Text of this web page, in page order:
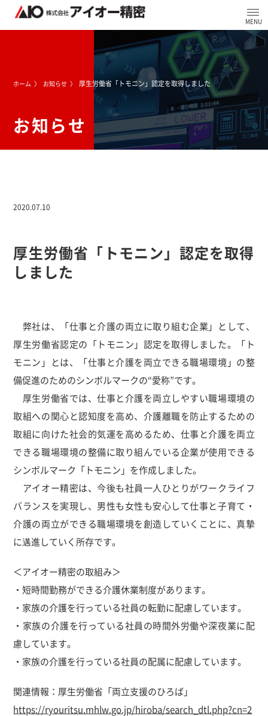
ホーム お知らせ 厚生労働省「トモニン」認定を取得しました
お知らせ
2020.07.10
厚生労働省「トモニン」認定を取得
しました
弊社は、「仕事と介護の両立に取り組む企業」として、
厚生労働省認定の「トモニン」認定を取得しました。「ト
モニン」とは、「仕事と介護を両立できる職場環境」の整
備促進のためのシンボルマークの“愛称”です。
厚生労働省では、仕事と介護を両立しやすい職場環境の
取組への関心と認知度を高め、介護離職を防止するための
取組に向けた社会的気運を高めるため、仕事と介護を両立
できる職場環境の整備に取り組んでいる企業が使用できる
シンボルマーク「トモニン」を作成しました。
アイオー精密は、今後も社員一人ひとりがワークライフ
バランスを実現し、男性も女性も安心して仕事と子育て・
介護の両立ができる職場環境を創造していくことに、真摯
に邁進していく所存です。
＜アイオー精密の取組み＞
・短時間勤務ができる介護休業制度があります。
・家族の介護を行っている社員の転勤に配慮しています。
・家族の介護を行っている社員の時間外労働や深夜業に配
慮しています。
・家族の介護を行っている社員の配属に配慮しています。
関連情報：厚生労働省「両立支援のひろば」
https://ryouritsu.mhlw.go.jp/hiroba/search_dtl.php?cn=2